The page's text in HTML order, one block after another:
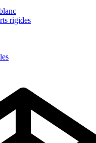
rigides